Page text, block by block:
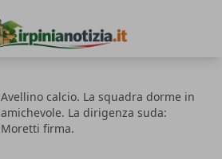
Avellino calcio. La squadra dorme in
amichevole. La dirigenza suda:
Moretti firma.